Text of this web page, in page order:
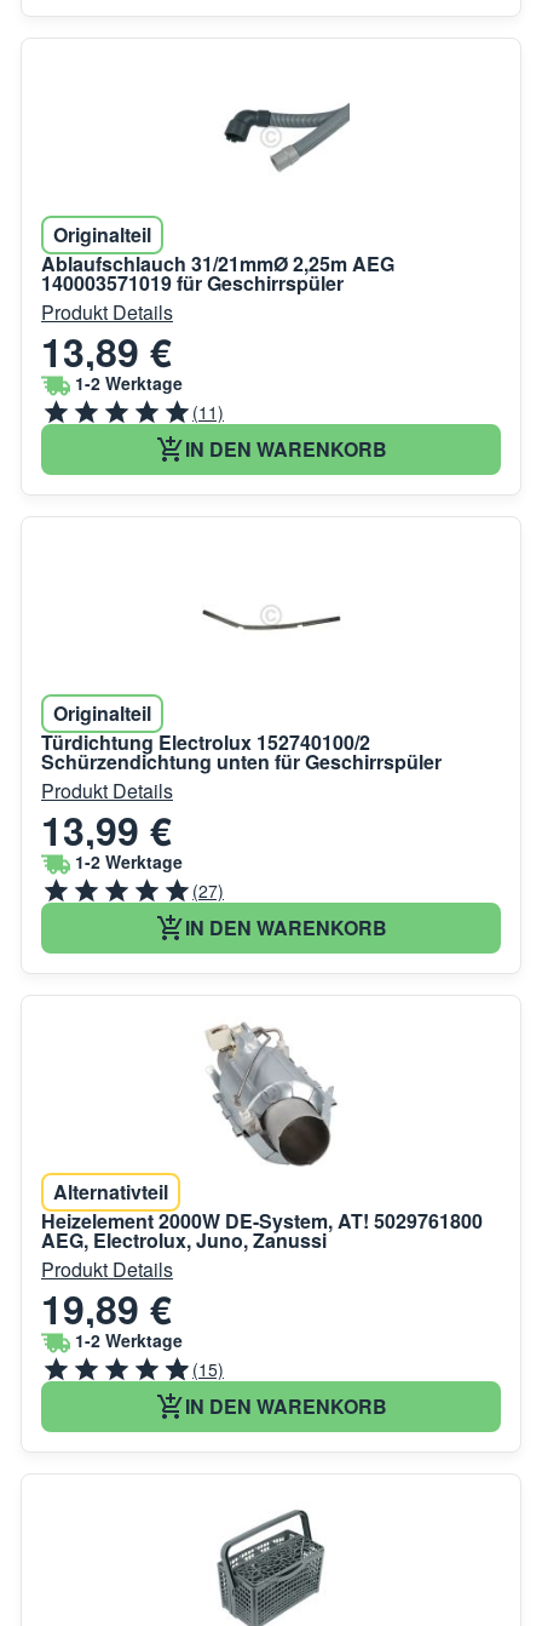
Originalteil
Ablaufschlauch 31/21mmØ 2,25m AEG
140003571019 für Geschirrspüler
Produkt Details
13,89 €
1-2 Werktage
(11)
IN DEN WARENKORB
Originalteil
Türdichtung Electrolux 152740100/2
Schürzendichtung unten für Geschirrspüler
Produkt Details
13,99 €
1-2 Werktage
(27)
IN DEN WARENKORB
Alternativteil
Heizelement 2000W DE-System, AT! 5029761800
AEG, Electrolux, Juno, Zanussi
Produkt Details
19,89 €
1-2 Werktage
(15)
IN DEN WARENKORB